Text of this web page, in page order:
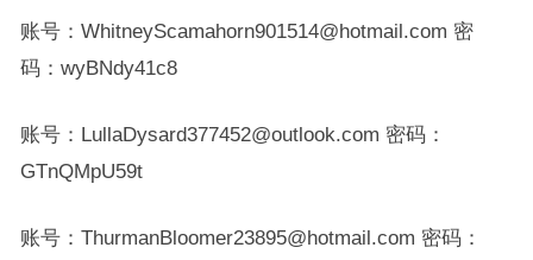
账号：WhitneyScamahorn901514@hotmail.com 密
码：wyBNdy41c8
账号：LullaDysard377452@outlook.com 密码：
GTnQMpU59t
账号：ThurmanBloomer23895@hotmail.com 密码：